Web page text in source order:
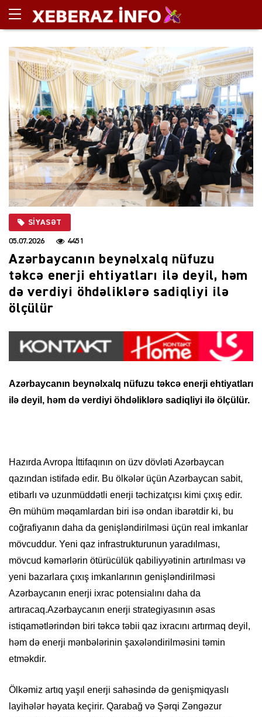
SIYASƏT
05.07.2026 4451
Azərbaycanın beynəlxalq nüfuzu
təkcə enerji ehtiyatları ilə deyil, həm
də verdiyi öhdəliklərə sadiqliyi ilə
ölçülür
Azərbaycanın beynəlxalq nüfuzu təkcə enerji ehtiyatları
ilə deyil, həm də verdiyi öhdəliklərə sadiqliyi ilə ölçülür.
Hazırda Avropa İttifaqının on üzv dövləti Azərbaycan
qazından istifadə edir. Bu ölkələr üçün Azərbaycan sabit,
etibarlı və uzunmüddətli enerji təchizatçısı kimi çıxış edir.
Ən mühüm məqamlardan biri isə ondan ibarətdir ki, bu
coğrafiyanın daha da genişləndirilməsi üçün real imkanlar
mövcuddur. Yeni qaz infrastrukturunun yaradılması,
mövcud kəmərlərin ötürücülük qabiliyyətinin artırılması və
yeni bazarlara çıxış imkanlarının genişləndirilməsi
Azərbaycanın enerji ixrac potensialını daha da
artıracaq.Azərbaycanın enerji strategiyasının əsas
istiqamətlərindən biri təkcə təbii qaz ixracını artırmaq deyil,
həm də enerji mənbələrinin şaxələndirilməsini təmin
etməkdir.
Ölkəmiz artıq yaşıl enerji sahəsində də genişmiqyaslı
layihələr həyata keçirir. Qarabağ və Şərqi Zəngəzur